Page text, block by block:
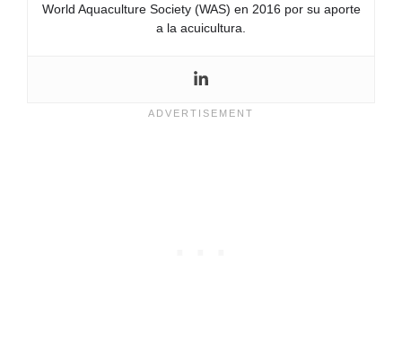
World Aquaculture Society (WAS) en 2016 por su aporte
a la acuicultura.